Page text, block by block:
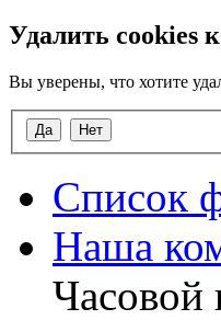
Удалить cookies
Вы уверены, что хотите
Список
Наша
Часовой